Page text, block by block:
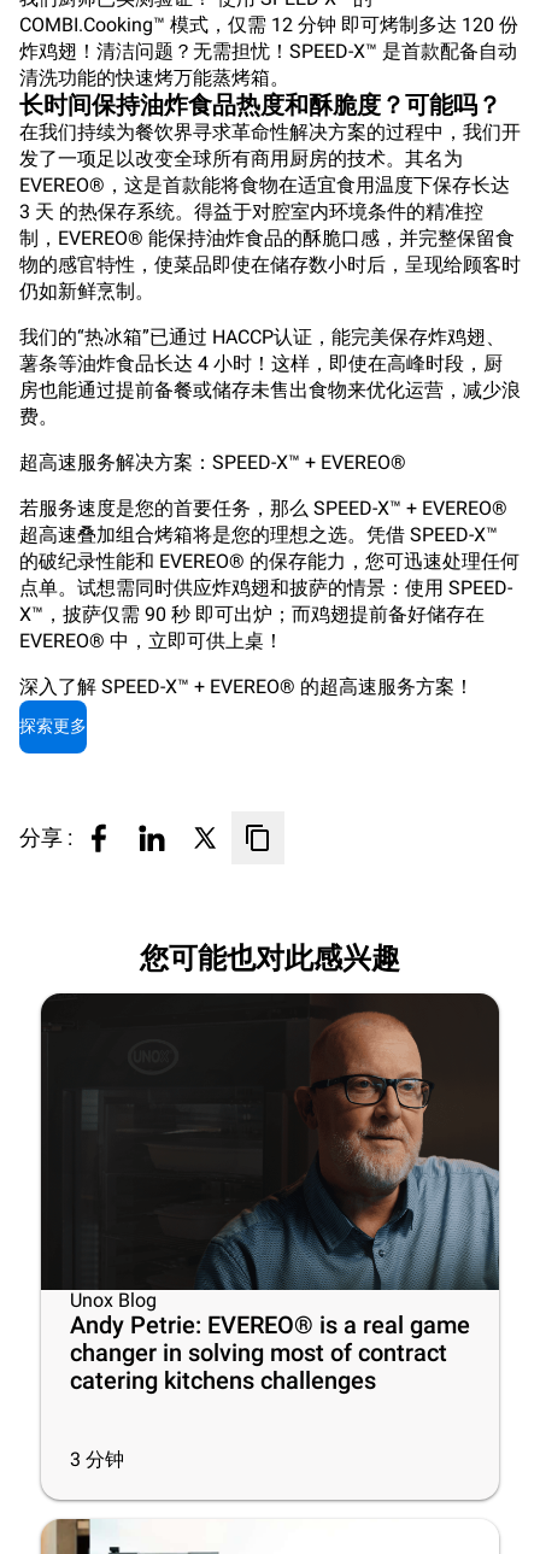
COMBI.Cooking™ 模式，仅需 12 分钟 即可烤制多达 120 份
炸鸡翅！清洁问题？无需担忧！SPEED-X™ 是首款配备自动
清洗功能的快速烤万能蒸烤箱。
长时间保持油炸食品热度和酥脆度？可能吗？
在我们持续为餐饮界寻求革命性解决方案的过程中，我们开
发了一项足以改变全球所有商用厨房的技术。其名为
EVEREO®，这是首款能将食物在适宜食用温度下保存长达
3 天 的热保存系统。得益于对腔室内环境条件的精准控
制，EVEREO® 能保持油炸食品的酥脆口感，并完整保留食
物的感官特性，使菜品即使在储存数小时后，呈现给顾客时
仍如新鲜烹制。
我们的“热冰箱”已通过 HACCP认证，能完美保存炸鸡翅、
薯条等油炸食品长达 4 小时！这样，即使在高峰时段，厨
房也能通过提前备餐或储存未售出食物来优化运营，减少浪
费。
超高速服务解决方案：SPEED-X™ + EVEREO®
若服务速度是您的首要任务，那么 SPEED-X™ + EVEREO®
超高速叠加组合烤箱将是您的理想之选。凭借 SPEED-X™
的破纪录性能和 EVEREO® 的保存能力，您可迅速处理任何
点单。试想需同时供应炸鸡翅和披萨的情景：使用 SPEED-
X™，披萨仅需 90 秒 即可出炉；而鸡翅提前备好储存在
EVEREO® 中，立即可供上桌！
深入了解 SPEED-X™ + EVEREO® 的超高速服务方案！
探索更多
分享 :
您可能也对此感兴趣
Unox Blog
Andy Petrie: EVEREO® is a real game
changer in solving most of contract
catering kitchens challenges
3 分钟